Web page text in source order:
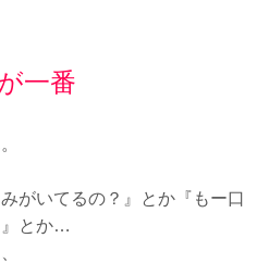
一番
がいてるの？』とか『もー口
』とか…